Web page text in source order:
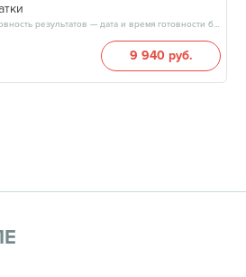
Продолжительность минут, готовность результатов — дата и время готовности будут сообщены врачом в день приёма
9 940 руб.